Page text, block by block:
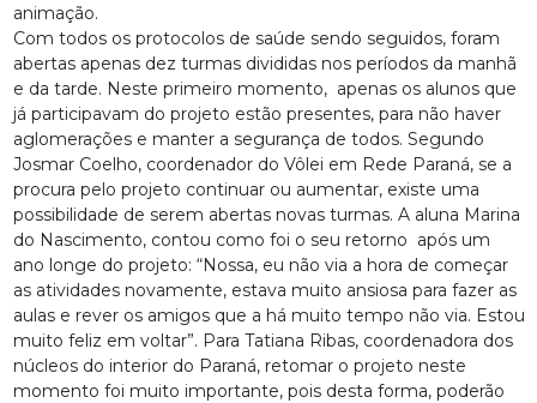
animação.
Com todos os protocolos de saúde sendo seguidos, foram
abertas apenas dez turmas divididas nos períodos da manhã
e da tarde. Neste primeiro momento, apenas os alunos que
já participavam do projeto estão presentes, para não haver
aglomerações e manter a segurança de todos. Segundo
Josmar Coelho, coordenador do Vôlei em Rede Paraná, se a
procura pelo projeto continuar ou aumentar, existe uma
possibilidade de serem abertas novas turmas. A aluna Marina
do Nascimento, contou como foi o seu retorno após um
ano longe do projeto: “Nossa, eu não via a hora de começar
as atividades novamente, estava muito ansiosa para fazer as
aulas e rever os amigos que a há muito tempo não via. Estou
muito feliz em voltar”. Para Tatiana Ribas, coordenadora dos
núcleos do interior do Paraná, retomar o projeto neste
momento foi muito importante, pois desta forma, poderão